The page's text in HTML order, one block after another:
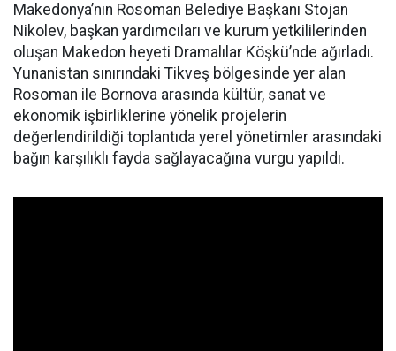
Makedonya’nın Rosoman Belediye Başkanı Stojan
Nikolev, başkan yardımcıları ve kurum yetkililerinden
oluşan Makedon heyeti Dramalılar Köşkü’nde ağırladı.
Yunanistan sınırındaki Tikveş bölgesinde yer alan
Rosoman ile Bornova arasında kültür, sanat ve
ekonomik işbirliklerine yönelik projelerin
değerlendirildiği toplantıda yerel yönetimler arasındaki
bağın karşılıklı fayda sağlayacağına vurgu yapıldı.